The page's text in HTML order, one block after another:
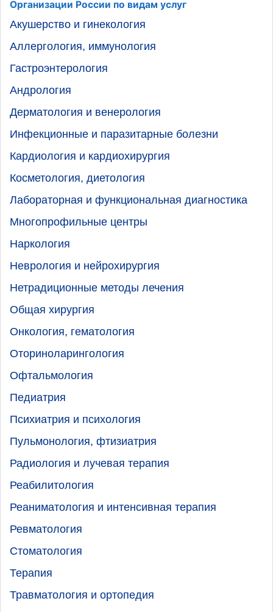
Организации России по видам услуг
Акушерство и гинекология
Аллергология, иммунология
Гастроэнтерология
Андрология
Дерматология и венерология
Инфекционные и паразитарные болезни
Кардиология и кардиохирургия
Косметология, диетология
Лабораторная и функциональная диагностика
Многопрофильные центры
Наркология
Неврология и нейрохирургия
Нетрадиционные методы лечения
Общая хирургия
Онкология, гематология
Оториноларингология
Офтальмология
Педиатрия
Психиатрия и психология
Пульмонология, фтизиатрия
Радиология и лучевая терапия
Реабилитология
Реаниматология и интенсивная терапия
Ревматология
Стоматология
Терапия
Травматология и ортопедия